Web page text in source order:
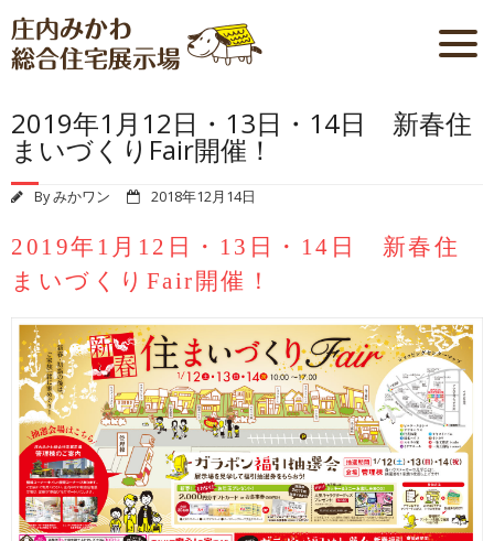
2019年1月12日・13日・14日 新春住
まいづくりFair開催！
Byみかワン 2018年12月14日
2019年1月12日・13日・14日 新春住
まいづくりFair開催！